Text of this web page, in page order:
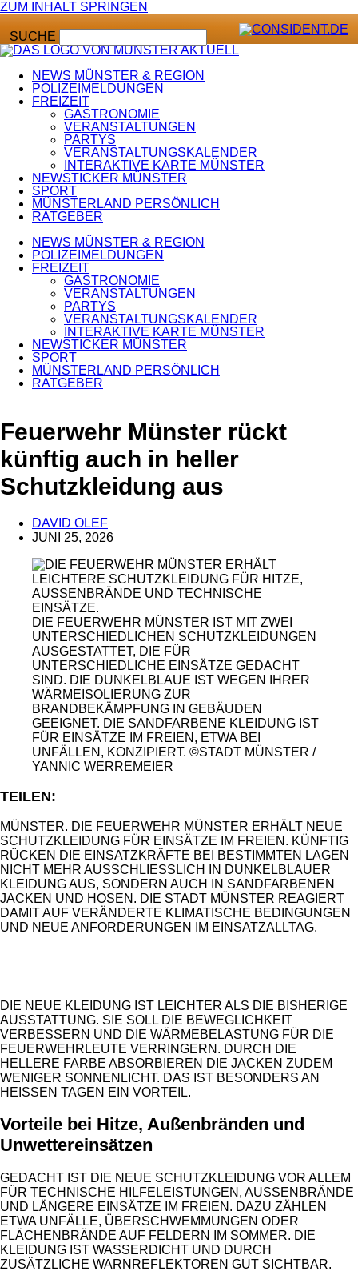
ZUM INHALT SPRINGEN
SUCHE
NEWS MÜNSTER & REGION
POLIZEIMELDUNGEN
FREIZEIT
GASTRONOMIE
VERANSTALTUNGEN
PARTYS
VERANSTALTUNGSKALENDER
INTERAKTIVE KARTE MÜNSTER
NEWSTICKER MÜNSTER
SPORT
MÜNSTERLAND PERSÖNLICH
RATGEBER
NEWS MÜNSTER & REGION
POLIZEIMELDUNGEN
FREIZEIT
GASTRONOMIE
VERANSTALTUNGEN
PARTYS
VERANSTALTUNGSKALENDER
INTERAKTIVE KARTE MÜNSTER
NEWSTICKER MÜNSTER
SPORT
MÜNSTERLAND PERSÖNLICH
RATGEBER
ANZEIGE
Feuerwehr Münster rückt
künftig auch in heller
Schutzkleidung aus
DAVID OLEF
JUNI 25, 2026
DIE FEUERWEHR MÜNSTER IST MIT ZWEI
UNTERSCHIEDLICHEN SCHUTZKLEIDUNGEN
AUSGESTATTET, DIE FÜR
UNTERSCHIEDLICHE EINSÄTZE GEDACHT
SIND. DIE DUNKELBLAUE IST WEGEN IHRER
WÄRMEISOLIERUNG ZUR
BRANDBEKÄMPFUNG IN GEBÄUDEN
GEEIGNET. DIE SANDFARBENE KLEIDUNG IST
FÜR EINSÄTZE IM FREIEN, ETWA BEI
UNFÄLLEN, KONZIPIERT. ©STADT MÜNSTER /
YANNIC WERREMEIER
TEILEN:
MÜNSTER. DIE FEUERWEHR MÜNSTER ERHÄLT NEUE
SCHUTZKLEIDUNG FÜR EINSÄTZE IM FREIEN. KÜNFTIG
RÜCKEN DIE EINSATZKRÄFTE BEI BESTIMMTEN LAGEN
NICHT MEHR AUSSCHLIESSLICH IN DUNKELBLAUER K
LEIDUNG AUS, SONDERN AUCH IN SANDFARBENEN J
ACKEN UND HOSEN. DIE STADT MÜNSTER REAGIERT D
AMIT AUF VERÄNDERTE KLIMATISCHE BEDINGUNGEN U
ND NEUE ANFORDERUNGEN IM EINSATZALLTAG.
DIE NEUE KLEIDUNG IST LEICHTER ALS DIE BISHERIGE
AUSSTATTUNG. SIE SOLL DIE BEWEGLICHKEIT
VERBESSERN UND DIE WÄRMEBELASTUNG FÜR DIE
FEUERWEHRLEUTE VERRINGERN. DURCH DIE
HELLERE FARBE ABSORBIEREN DIE JACKEN ZUDEM
WENIGER SONNENLICHT. DAS IST BESONDERS AN
HEISSEN TAGEN EIN VORTEIL.
Vorteile bei Hitze, Außenbränden und
Unwettereinsätzen
GEDACHT IST DIE NEUE SCHUTZKLEIDUNG VOR ALLEM
FÜR TECHNISCHE HILFELEISTUNGEN, AUSSENBRÄNDE U
ND LÄNGERE EINSÄTZE IM FREIEN. DAZU ZÄHLEN E
TWA UNFÄLLE, ÜBERSCHWEMMUNGEN ODER F
LÄCHENBRÄNDE AUF FELDERN IM SOMMER. DIE K
LEIDUNG IST WASSERDICHT UND DURCH Z
USÄTZLICHE WARNREFLEKTOREN GUT SICHTBAR.